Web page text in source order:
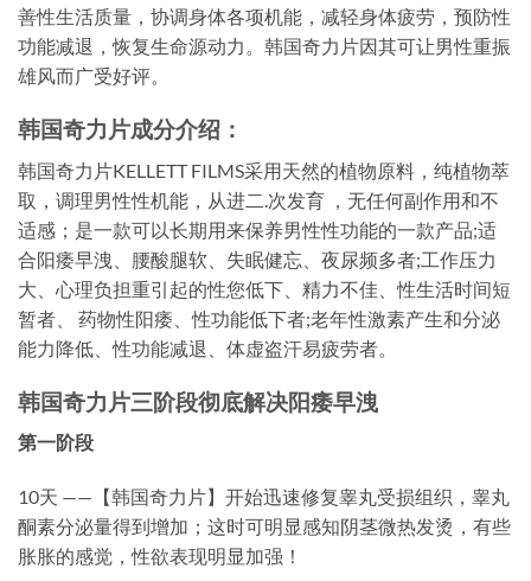
善性生活质量，协调身体各项机能，减轻身体疲劳，预防性
功能减退，恢复生命源动力。韩国奇力片因其可让男性重振
雄风而广受好评。
韩国奇力片成分介绍：
韩国奇力片KELLETT FILMS采用天然的植物原料，纯植物萃
取，调理男性性机能，从进二.次发育 ，无任何副作用和不
适感；是一款可以长期用来保养男性性功能的一款产品;适
合阳痿早洩、腰酸腿软、失眠健忘、夜尿频多者;工作压力
大、心理负担重引起的性您低下、精力不佳、性生活时间短
暂者、 药物性阳痿、性功能低下者;老年性激素产生和分泌
能力降低、性功能减退、体虚盗汗易疲劳者。
韩国奇力片三阶段彻底解决阳痿早洩
第一阶段
10天 ——【韩国奇力片】开始迅速修复睾丸受损组织，睾丸
酮素分泌量得到增加；这时可明显感知阴茎微热发烫，有些
胀胀的感觉，性欲表现明显加强！